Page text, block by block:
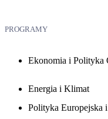
PROGRAMY
Ekonomia i Polityka
Energia i Klimat
Polityka Europejska